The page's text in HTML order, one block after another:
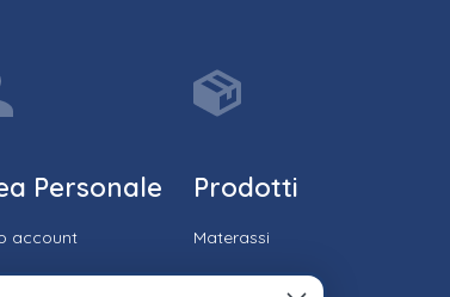
Personale
account
ordini
Prodotti
Materassi
Reti